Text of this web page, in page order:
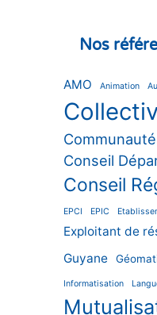
Nos
AMO Animation
Conseil
Conseil
EPCI EPIC
Exploitant de
Guyane
Informatisation